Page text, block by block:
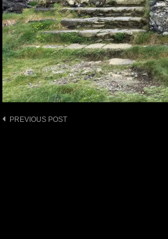
Post
PREVIOUS POST